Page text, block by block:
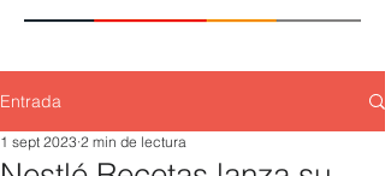
Entrada
1 sept 2023 2 min de lectura